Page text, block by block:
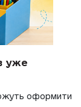
уже
оформити